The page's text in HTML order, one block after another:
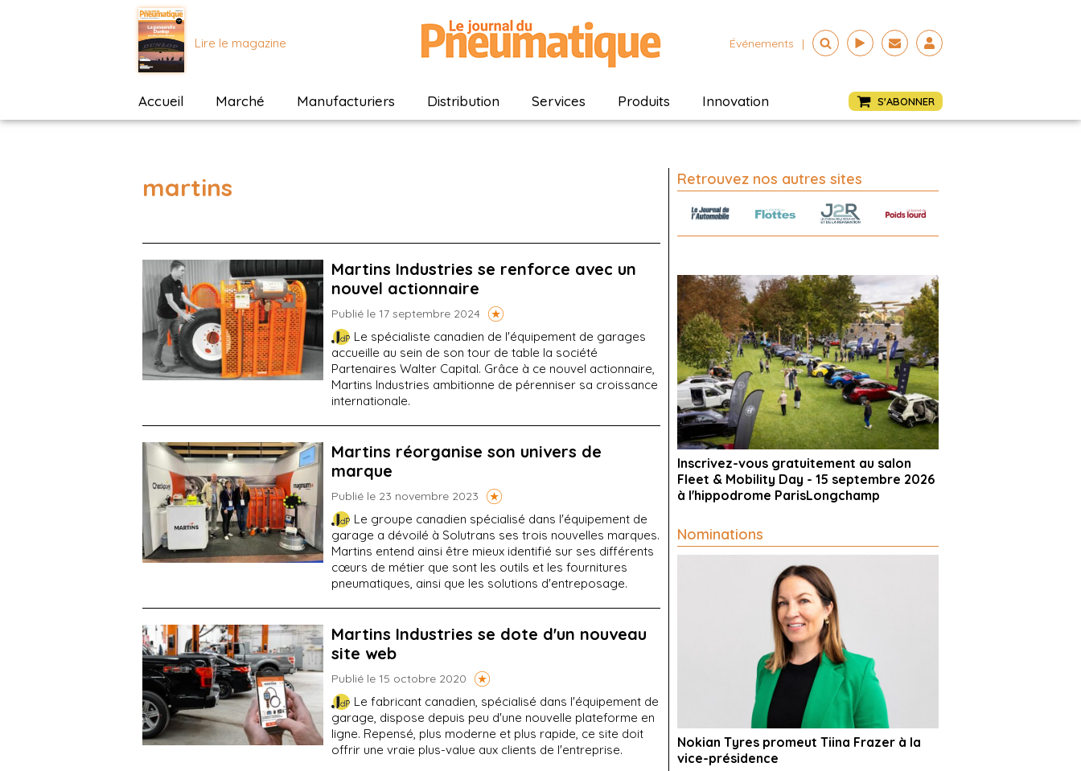
Lire le magazine Événements |
Accueil Marché Manufacturiers Distribution Services Produits Innovation S'ABONNER
martins
Martins Industries se renforce avec un
nouvel actionnaire
Publié le 17 septembre 2024
Le spécialiste canadien de l'équipement de garages
accueille au sein de son tour de table la société
Partenaires Walter Capital. Grâce à ce nouvel actionnaire,
Martins Industries ambitionne de pérenniser sa croissance
internationale.
Martins réorganise son univers de
marque
Publié le 23 novembre 2023
Le groupe canadien spécialisé dans l'équipement de
garage a dévoilé à Solutrans ses trois nouvelles marques.
Martins entend ainsi être mieux identifié sur ses différents
cœurs de métier que sont les outils et les fournitures
pneumatiques, ainsi que les solutions d'entreposage.
Martins Industries se dote d'un nouveau
site web
Publié le 15 octobre 2020
Le fabricant canadien, spécialisé dans l'équipement de
garage, dispose depuis peu d'une nouvelle plateforme en
ligne. Repensé, plus moderne et plus rapide, ce site doit
offrir une vraie plus-value aux clients de l'entreprise.
Retrouvez nos autres sites
Inscrivez-vous gratuitement au salon
Fleet & Mobility Day - 15 septembre 2026
à l'hippodrome ParisLongchamp
Nominations
Nokian Tyres promeut Tiina Frazer à la
vice-présidence